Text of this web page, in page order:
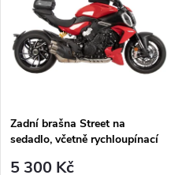
ů
ů
Zadní brašna Street na
sedadlo, včetně rychloupínací
5 300 Kč